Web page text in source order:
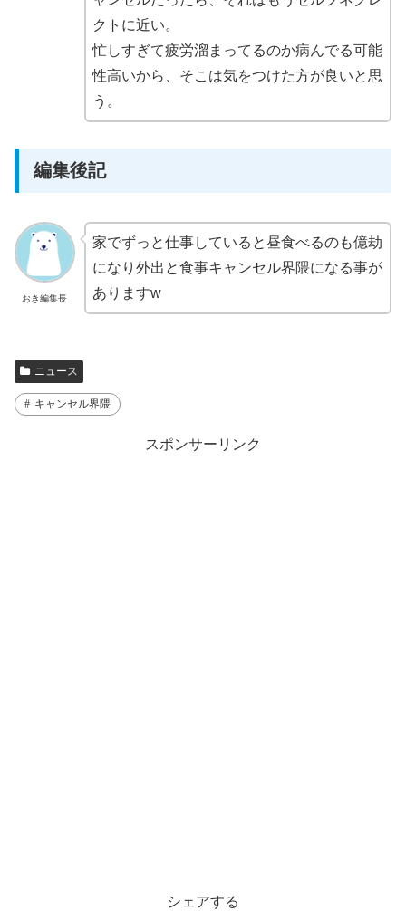
クトに近い。
忙しすぎて疲労溜まってるのか病んでる可能
性高いから、そこは気をつけた方が良いと思
う。
編集後記
おき編集長
家でずっと仕事していると昼食べるのも億劫
になり外出と食事キャンセル界隈になる事が
ありますw
ニュース
キャンセル界隈
スポンサーリンク
シェアする